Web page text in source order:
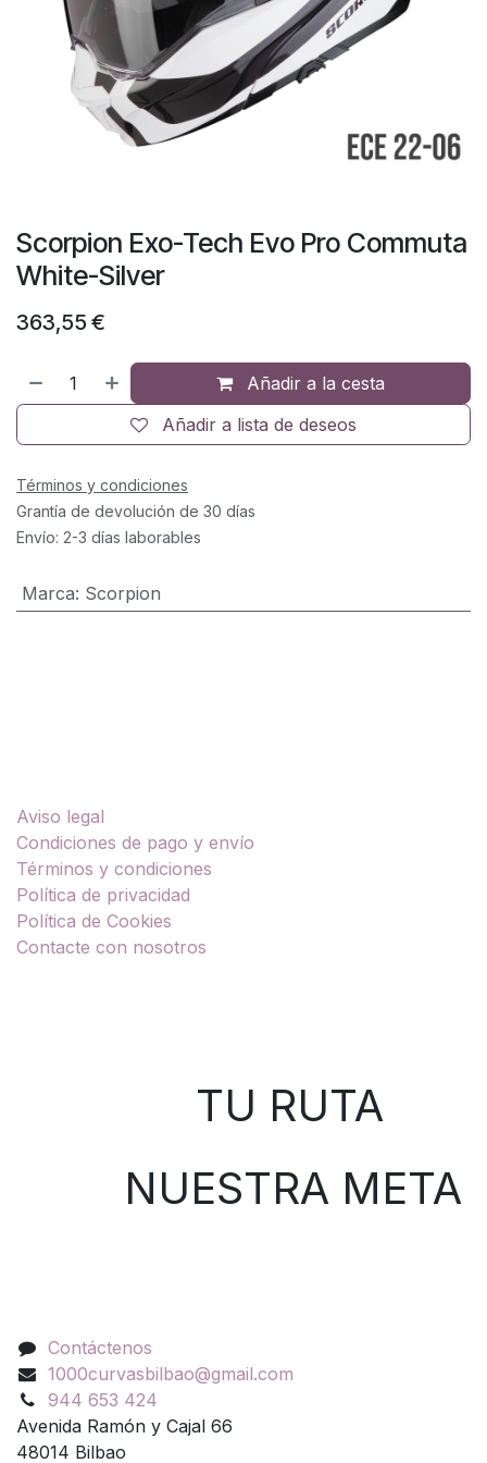
Scorpion Exo-Tech Evo Pro Commuta
White-Silver
363,55 €
Añadir a la cesta
Añadir a lista de deseos
Términos y condiciones
Grantía de devolución de 30 días
Envío: 2-3 días laborables
Marca: Scorpion
Aviso legal
Condiciones de pago y envío
Términos y condiciones
Política de privacidad
Política de Cookies
Contacte con nosotros
TU RUTA
NUESTRA META
Contáctenos
1000curvasbilbao@gmail.com
944 653 424
Avenida Ramón y Cajal 66
48014 Bilbao